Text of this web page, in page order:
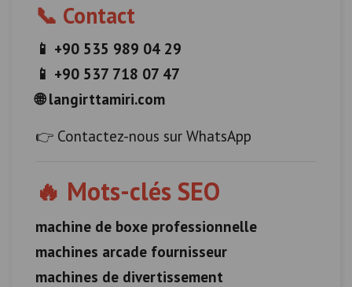
📞 Contact
📱 +90 535 989 04 29
📱 +90 537 718 07 47
🌐 langirttamiri.com
👉 Contactez-nous sur WhatsApp
🔥 Mots-clés SEO
machine de boxe professionnelle
machines arcade fournisseur
machines de divertissement